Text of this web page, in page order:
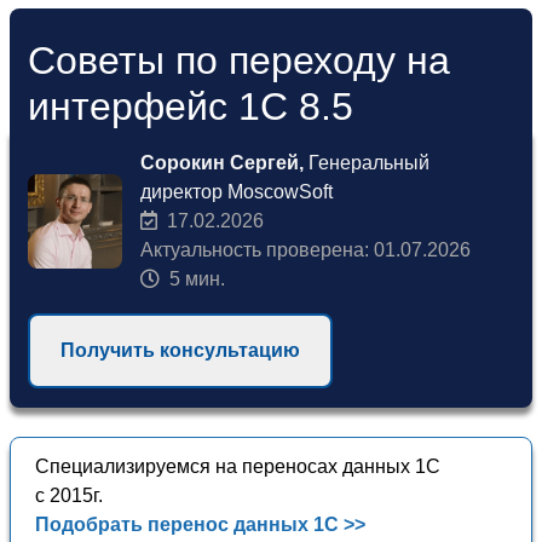
Советы по переходу на
интерфейс 1С 8.5
Сорокин Сергей, Генеральный
директор MoscowSoft
17.02.2026
Актуальность проверена: 01.07.2026
5 мин.
Получить консультацию
Специализируемся на переносах данных 1С
с 2015г.
Подобрать перенос данных 1С >>